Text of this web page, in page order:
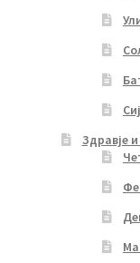
Здравје